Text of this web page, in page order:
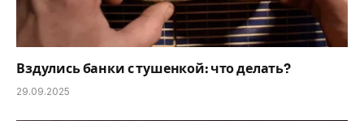
Вздулись банки с тушенкой: что делать?
29.09.2025